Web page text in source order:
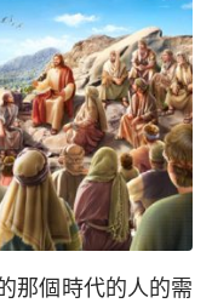
那個時代的人的需